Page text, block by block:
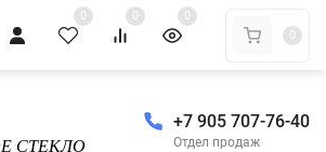
0 0
0
0
+7 905 707-76-40
Отдел продаж